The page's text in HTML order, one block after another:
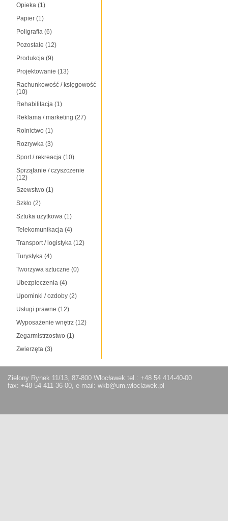
Opieka (1)
Papier (1)
Poligrafia (6)
Pozostałe (12)
Produkcja (9)
Projektowanie (13)
Rachunkowość / księgowość
(10)
Rehabilitacja (1)
Reklama / marketing (27)
Rolnictwo (1)
Rozrywka (3)
Sport / rekreacja (10)
Sprzątanie / czyszczenie
(12)
Szewstwo (1)
Szkło (2)
Sztuka użytkowa (1)
Telekomunikacja (4)
Transport / logistyka (12)
Turystyka (4)
Tworzywa sztuczne (0)
Ubezpieczenia (4)
Upominki / ozdoby (2)
Usługi prawne (12)
Wyposażenie wnętrz (12)
Zegarmistrzostwo (1)
Zwierzęta (3)
Zielony Rynek 11/13, 87-800 Włocławek tel.: +48 54 414-40-00
fax: +48 54 411-36-00, e-mail: wkb@um.wloclawek.pl